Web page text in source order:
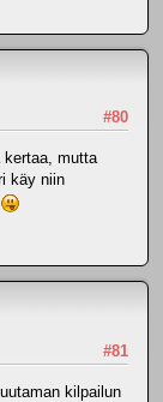
#80
mutta
käy niin
#81
kilpailun